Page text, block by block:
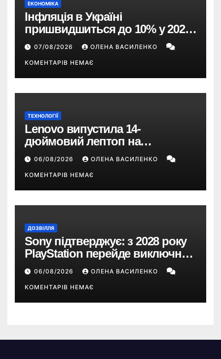
ЕКОНОМІКА
Інфляція в Україні
пришвидшиться до 10% у 2026
році — прогноз НБУ
07/08/2026 ОЛЕНА ВАСИЛЕНКО
КОМЕНТАРІВ НЕМАЄ
ТЕХНОЛОГІЇ
Lenovo випустила 14-
дюймовий лептоп на
Snapdragon X2 з автономністю
понад 33 години
06/08/2026 ОЛЕНА ВАСИЛЕНКО
КОМЕНТАРІВ НЕМАЄ
ДОЗВІЛЛЯ
Sony підтверджує: з 2028 року
PlayStation перейде виключно
на цифрові ігри
06/08/2026 ОЛЕНА ВАСИЛЕНКО
КОМЕНТАРІВ НЕМАЄ